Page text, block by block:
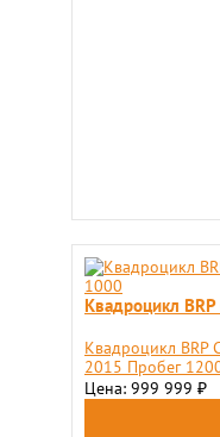
Квадроцикл
Квадроцикл BRP
2015 Пробег
Цена: 999 999 ₽